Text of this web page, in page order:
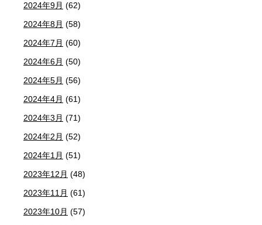
2024年9月 (62)
2024年8月 (58)
2024年7月 (60)
2024年6月 (50)
2024年5月 (56)
2024年4月 (61)
2024年3月 (71)
2024年2月 (52)
2024年1月 (51)
2023年12月 (48)
2023年11月 (61)
2023年10月 (57)